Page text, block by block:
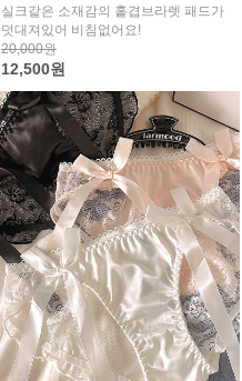
실크같은 소재감의 홑겹브라렛 패드가
덧대져있어 비침없어요!
20,000원
12,500원